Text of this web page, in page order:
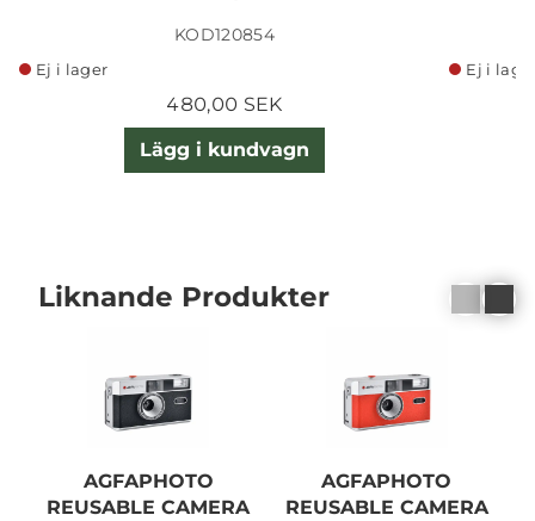
KOD120854
Ej i lager
480,00 SEK
Lägg i kundvagn
Ej i
Liknande Produkter
AGFAPHOTO
REUSABLE CAMERA
AGFAPHOTO
REUSABLE CAMERA